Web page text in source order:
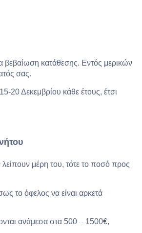
βεβαίωση κατάθεσης. Εντός μερικών
σας.
20 Δεκεμβρίου κάθε έτους, έτσι
λείπουν μέρη του, τότε το ποσό προς
το όφελος να είναι αρκετά
ανάμεσα στα 500 – 1500€,